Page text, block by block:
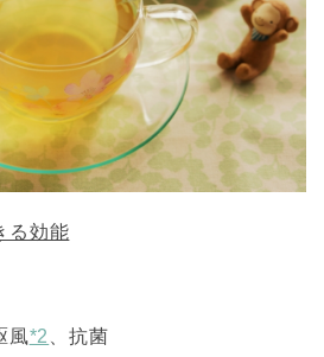
る効能
風*2 、抗菌